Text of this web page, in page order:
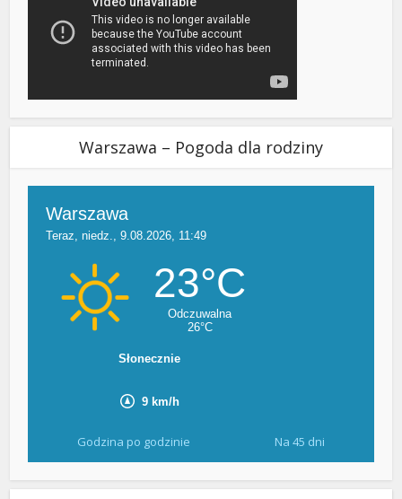
Warszawa – Pogoda dla rodziny
Godzina po godzinie Na 45 dni